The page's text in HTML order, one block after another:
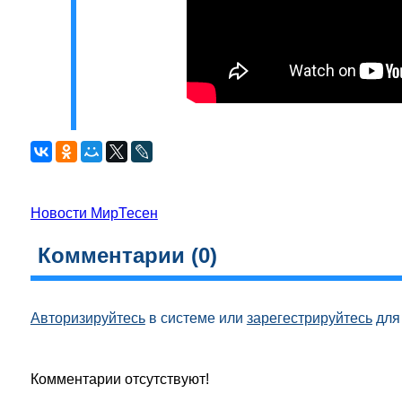
Новости МирТесен
Комментарии (0)
Авторизируйтесьв системе или зарегестрируйтесьдля
Комментарии отсутствуют!